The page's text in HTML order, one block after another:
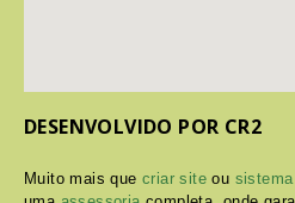
DESENVOLVIDO POR CR2
Muito mais quecriar site ou